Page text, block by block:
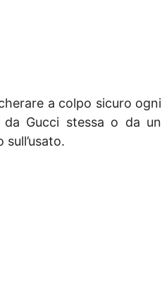
a colpo sicuro ogni
da Gucci stessa o da un